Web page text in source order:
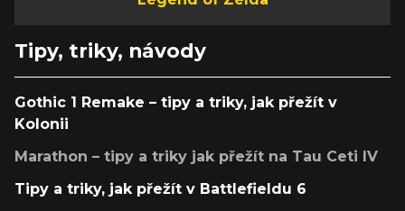
Tipy, triky, návody
Gothic 1 Remake – tipy a triky, jak přežít v
Kolonii
Marathon – tipy a triky jak přežít na Tau Ceti IV
Tipy a triky, jak přežít v Battlefieldu 6